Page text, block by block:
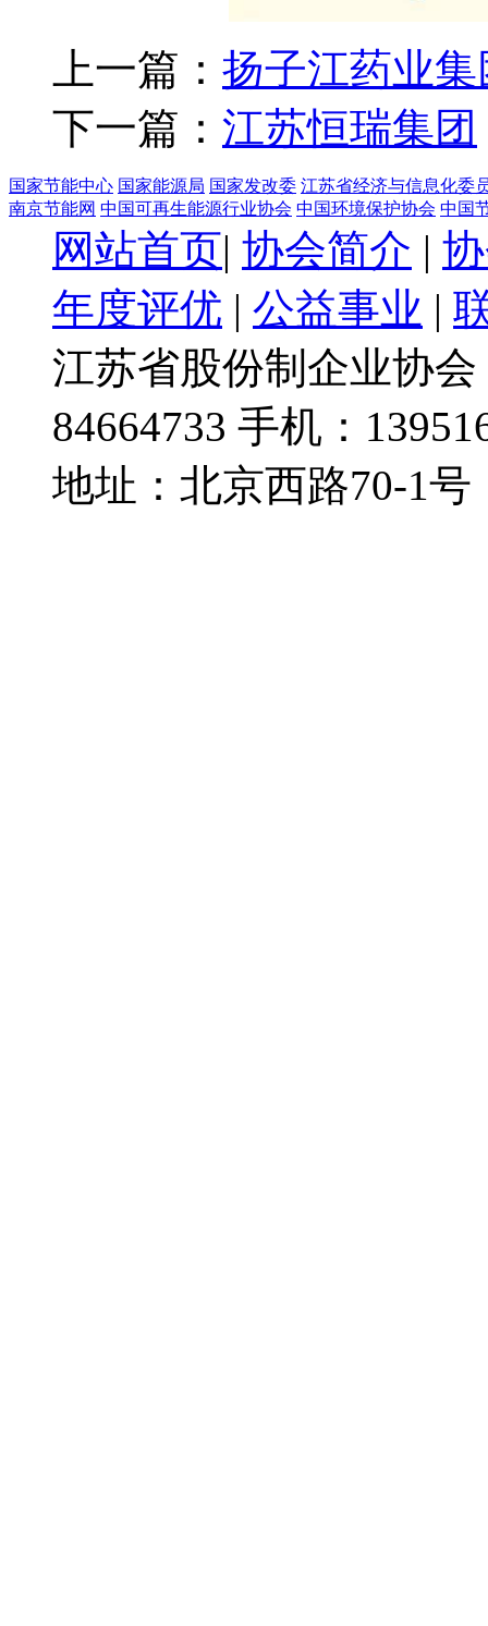
上一篇： 扬子江药业集
下一篇： 江苏恒瑞集团
国家节能中心 国家能源局 国家发改委 江苏省经济与信息化委
南京节能网 中国可再生能源行业协会 中国环境保护协会 中国
网站首页| 协会简介 |
年度评优 | 公益事业 |
江苏省股份制企业协
84664733 手机：
地址：北京西路70-1